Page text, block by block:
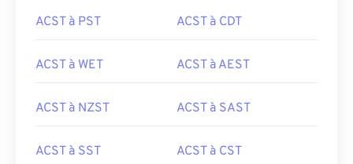
ACST à PST ACST à CDT
ACST à WET ACST à AEST
ACST à NZST ACST à SAST
ACST à SST ACST à CST